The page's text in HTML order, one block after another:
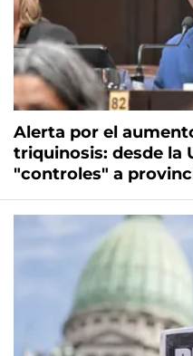
Alerta por el
triquinosis: desde la
"controles" a